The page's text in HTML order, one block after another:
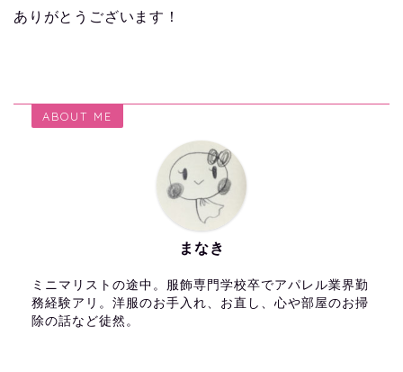
ありがとうございます！
ABOUT ME
まなき
ミニマリストの途中。服飾専門学校卒でアパレル業界勤
務経験アリ。洋服のお手入れ、お直し、心や部屋のお掃
除の話など徒然。